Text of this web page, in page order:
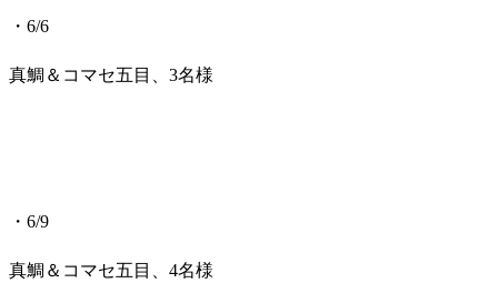
・6/6
真鯛＆コマセ五目、3名様
・6/9
真鯛＆コマセ五目、4名様